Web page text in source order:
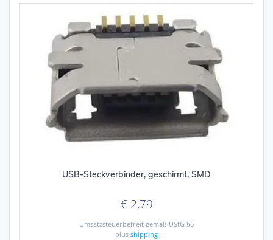
USB-Steckverbinder, geschirmt, SMD
€2,79
Umsatzsteuerbefreit gemäß UStG §6
plus shipping